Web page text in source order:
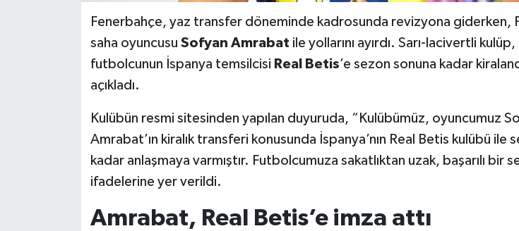
Fenerbahçe, yaz transfer döneminde kadrosunda revizyona giderken,
saha oyuncusu Sofyan Amrabat ile yollarını ayırdı. Sarı-lacivertli
futbolcunun İspanya temsilcisi Real Betis’e sezon sonuna kadar
açıkladı.
Kulübün resmi sitesinden yapılan duyuruda, “Kulübümüz, oyuncumuz
Amrabat’ın kiralık transferi konusunda İspanya’nın Real Betis kulübü ile
kadar anlaşmaya varmıştır. Futbolcumuza sakatlıktan uzak, başarılı bir
ifadelerine yer verildi.
Amrabat, Real Betis’e imza attı